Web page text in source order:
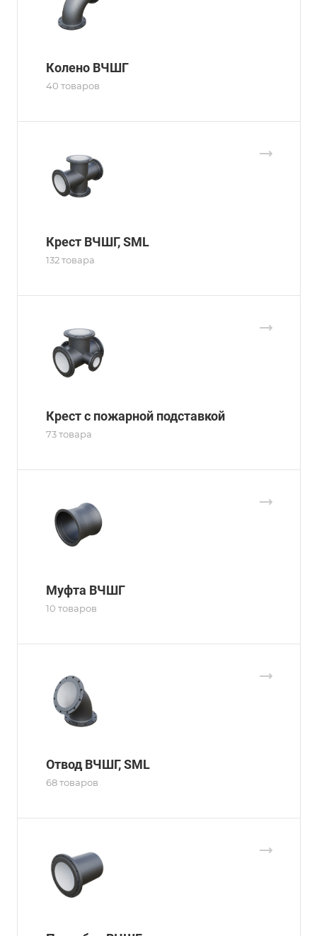
Колено ВЧШГ
40 товаров
Крест ВЧШГ, SML
132 товара
Крест с пожарной подставкой
73 товара
Муфта ВЧШГ
10 товаров
Отвод ВЧШГ, SML
68 товаров